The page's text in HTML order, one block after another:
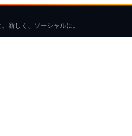
新しく、ソーシャルに。